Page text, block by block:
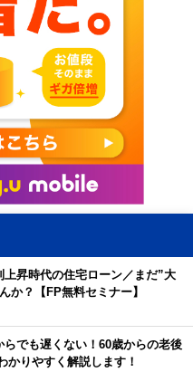
上昇時代の住宅ローン／まだ”大
か？【FP無料セミナー】
らでも遅くない！60歳からの老後
かりやすく解説します！